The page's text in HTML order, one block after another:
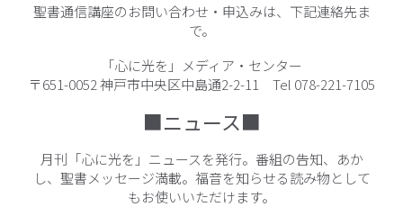
聖書通信講座のお問い合わせ・申込みは、下記連絡先ま
で。
「心に光を」メディア・センター
〒651-0052 神戸市中央区中島通2-2-11 Tel 078-221-7105
■ニュース■
月刊「心に光を」ニュースを発行。番組の告知、あか
し、聖書メッセージ満載。福音を知らせる読み物として
もお使いいただけます。